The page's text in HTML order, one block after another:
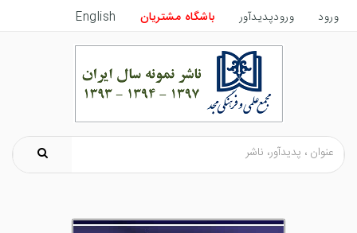
ورود ورودپدیدآور باشگاه مشتریان English